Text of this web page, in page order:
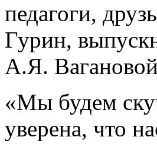
педагоги,
Гурин,
А.Я.
«Мы будем
уверена, что